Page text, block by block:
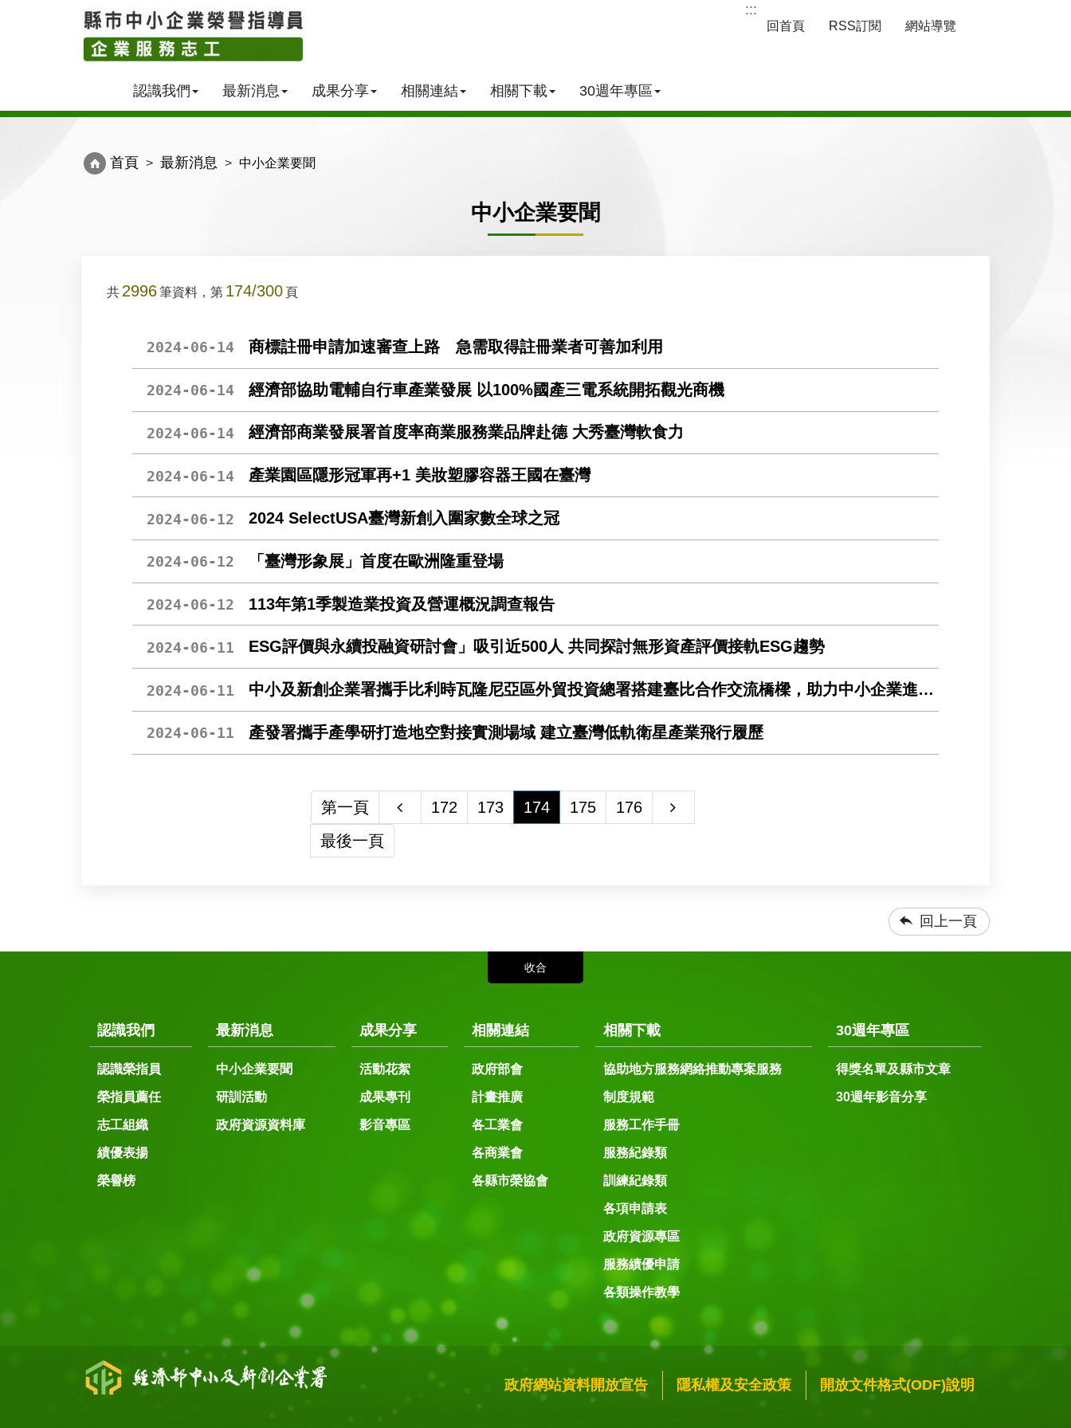
:::
回首頁 RSS訂閱 網站導覽
認識我們 最新消息 成果分享 相關連結 相關下載 30週年專區
首頁 最新消息 中小企業要聞
中小企業要聞
共 2996筆資料，第 174/300 頁
2024-06-14 商標註冊申請加速審查上路 急需取得註冊業者可善加利用
2024-06-14 經濟部協助電輔自行車產業發展 以100%國產三電系統開拓觀光商機
2024-06-14 經濟部商業發展署首度率商業服務業品牌赴德 大秀臺灣軟食力
2024-06-14 產業園區隱形冠軍再+1 美妝塑膠容器王國在臺灣
2024-06-12 2024 SelectUSA臺灣新創入圍家數全球之冠
2024-06-12 「臺灣形象展」首度在歐洲隆重登場
2024-06-12 113年第1季製造業投資及營運概況調查報告
2024-06-11 ESG評價與永續投融資研討會」吸引近500人 共同探討無形資產評價接軌ESG趨勢
2024-06-11 中小及新創企業署攜手比利時瓦隆尼亞區外貿投資總署搭建臺比合作交流橋樑，助力中小企業進軍國際市場
2024-06-11 產發署攜手產學研打造地空對接實測場域 建立臺灣低軌衛星產業飛行履歷
第一頁 172 173 174 175
176
最後一頁
回上一頁
認識我們
認識榮指員
榮指員薦任
志工組織
績優表揚
榮譽榜
最新消息
中小企業要聞
研訓活動
政府資源資料庫
成果分享
活動花絮
成果專刊
影音專區
相關連結
政府部會
計畫推廣
各工業會
各商業會
各縣市榮協會
相關下載
協助地方服務網絡推動專案服務
制度規範
服務工作手冊
服務紀錄類
訓練紀錄類
各項申請表
政府資源專區
服務績優申請
各類操作教學
30週年專區
得獎名單及縣市文章
30週年影音分享
政府網站資料開放宣告 隱私權及安全政策 開放文件格式(ODF)說明